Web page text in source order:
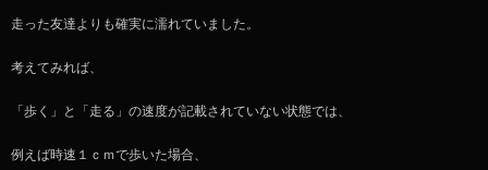
走った友達よりも確実に濡れていました。
考えてみれば、
「歩く」と「走る」の速度が記載されていない状態では、
例えば時速１ｃｍで歩いた場合、